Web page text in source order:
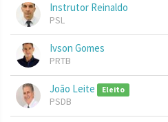
Instrutor Reinaldo
PSL
Ivson Gomes
PRTB
João Leite Eleito
PSDB